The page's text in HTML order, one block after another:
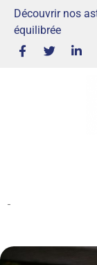
Découvrir nos
équilibrée
-